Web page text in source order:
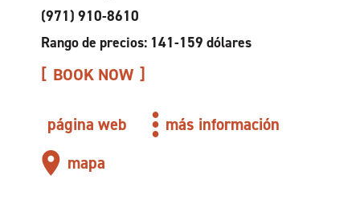
(971) 910-8610
Rango de precios: 141-159 dólares
BOOK NOW
página web
más información
mapa